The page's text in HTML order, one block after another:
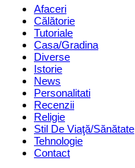
Menu Afaceri
Călătorie
Tutoriale
Casa/Gradina
Diverse
Istorie
News
Personalitati
Recenzii
Religie
Stil De Viaţă/Sănătate
Tehnologie
Contact